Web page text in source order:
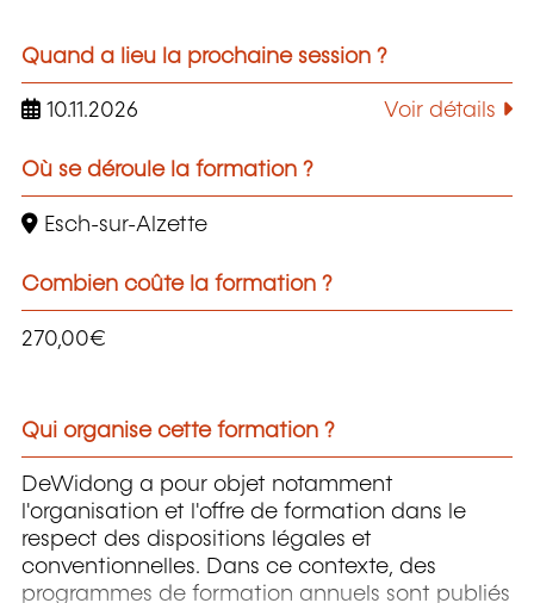
Quand a lieu la prochaine session ?
10.11.2026 Voir détails
Où se déroule la formation ?
Esch-sur-Alzette
Combien coûte la formation ?
270,00€
Qui organise cette formation ?
DeWidong a pour objet notamment
l'organisation et l'offre de formation dans le
respect des dispositions légales et
conventionnelles. Dans ce contexte, des
programmes de formation annuels sont publiés